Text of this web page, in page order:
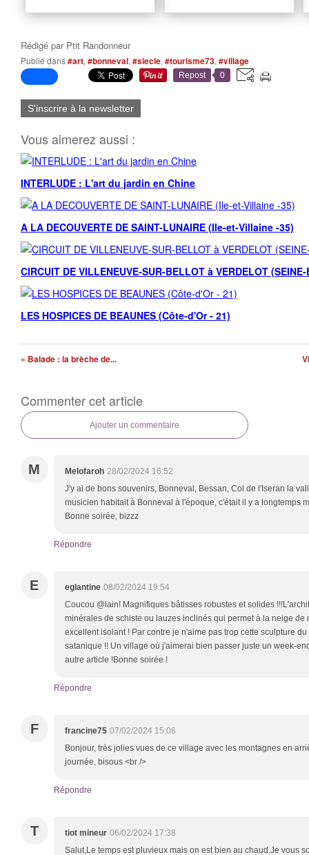
Rédigé par Ptit Randonneur
Publié dans#art,#bonneval,#siecle,#tourisme73,#village
Repost 0
S'inscrire à la newsletter
Vous aimerez aussi :
INTERLUDE : L'art du jardin en Chine
A LA DECOUVERTE DE SAINT-LUNAIRE (Ile-et-Villaine -35)
CIRCUIT DE VILLENEUVE-SUR-BELLOT à VERDELOT
LES HOSPICES DE BEAUNES (Côte-d'Or - 21)
« Balade : la brèche de...
Commenter cet article
Ajouter un commentaire
M Melofaroh 28/02/2024 16:52
J'y ai de bons souvenirs, Bonneval, Bessan, Col de l'Iseran la
musicien habitait à Bonneval à l'époque, c'était il y a longtemps
Bonne soirée, bizzz
Répondre
E eglantine 08/02/2024 19:54
Coucou @lain! Magnifiques bâtisses robustes et solides
minérales de schiste ou lauzes inclinés qui permet à la neige de
excellent isolant ! Par contre je n'aime pas trop cette sculpture
satanique !! Un village où j'aimerai bien passer juste un week-
autre article !Bonne soirée !
Répondre
F francine75 07/02/2024 15:06
Bonjour, très jolies vues de ce village avec les montagnes en
journée, bisous <br />
Répondre
T tiot mineur 06/02/2024 17:38
Salut,Le temps est pluvieux mais on est bien au chaud.Je vous